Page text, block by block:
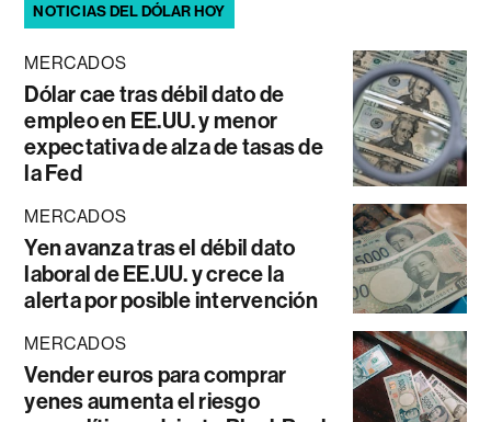
NOTICIAS DEL DÓLAR HOY
MERCADOS
Dólar cae tras débil dato de
empleo en EE.UU. y menor
expectativa de alza de tasas de
la Fed
MERCADOS
Yen avanza tras el débil dato
laboral de EE.UU. y crece la
alerta por posible intervención
MERCADOS
Vender euros para comprar
yenes aumenta el riesgo